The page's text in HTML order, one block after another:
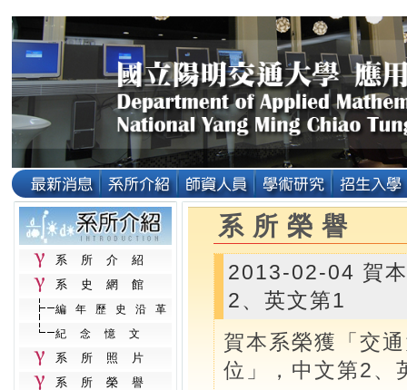
系所介紹
系史網館
編年歷史沿革
紀念憶文
系所照片
系所榮譽
系所榮譽
2013-02-04 賀
2、英文第1
賀本系榮獲「交
位」，中文第2、